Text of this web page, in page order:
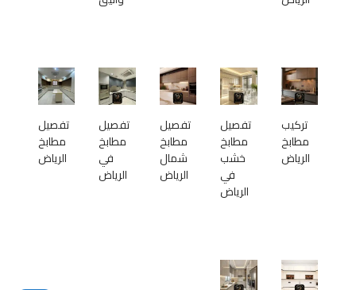
تركيب
مطابخ
الرياض
تفصيل
مطابخ
خشب
في
الرياض
تفصيل
مطابخ
شمال
الرياض
تفصيل
مطابخ
في
الرياض
تفصيل
مطابخ
الرياض